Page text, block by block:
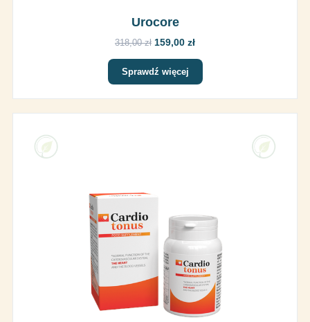
Urocore
318,00 zł 159,00 zł
Sprawdź więcej